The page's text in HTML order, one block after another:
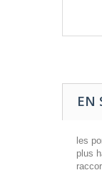
EN
les
plus